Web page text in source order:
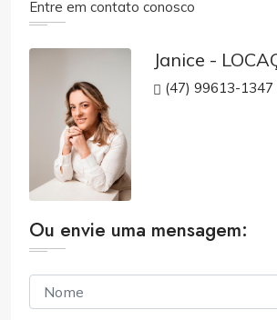
Entre em contato conosco
Janice -
(47) 99613-1347
Ou envie uma mensagem: